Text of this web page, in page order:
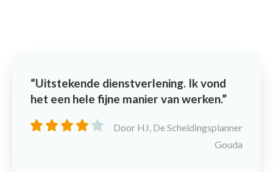
Uitstekende dienstverlening. Ik vond
het een hele fijne manier van werken.
Door HJ, De Scheidingsplanner
Gouda